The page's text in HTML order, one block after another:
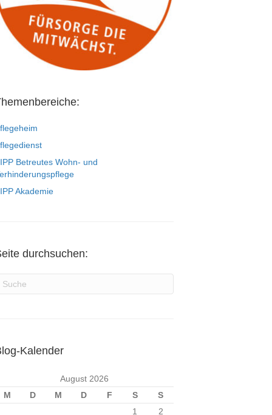
Betreutes Wohn- und
Akademie
durchsuchen:
Kalender
August 2026
M
D M D F S
S
1
2